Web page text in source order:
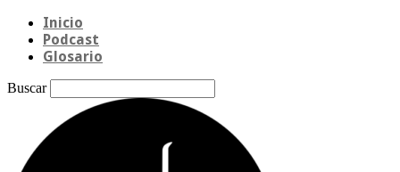
Inicio
Podcast
Glosario
Buscar